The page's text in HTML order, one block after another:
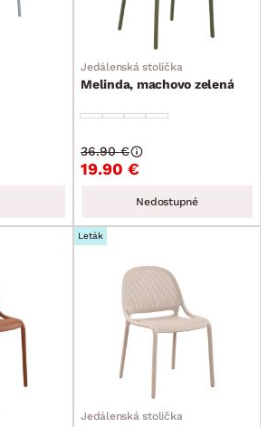
Jedálenská stolička
Melinda, machovo zelená
19.90 €
36.90 €
Nedostupné
Leták
Jedálenská stolička